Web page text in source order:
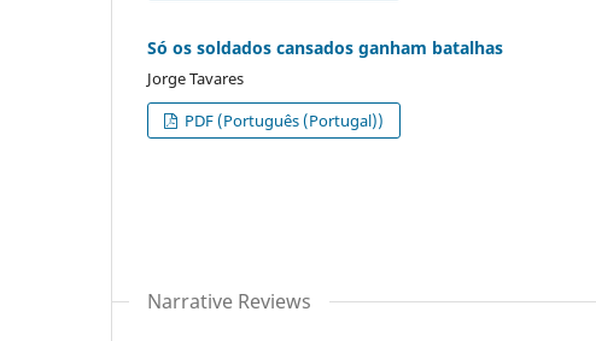
Só os soldados cansados ganham batalhas
Jorge Tavares
PDF (Português (Portugal))
Narrative Reviews